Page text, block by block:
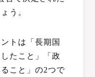
う。
トは「長期国
たこと」「政
こと」の2つで